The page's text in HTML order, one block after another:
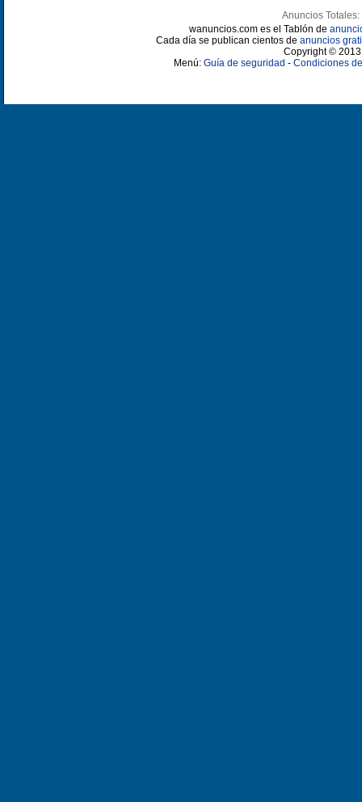
Anuncios Totales:
wanuncios.com es el Tablón de
Cada día se publican cientos de anuncios
Copyright ©
Menú: Guía de seguridad - Condiciones